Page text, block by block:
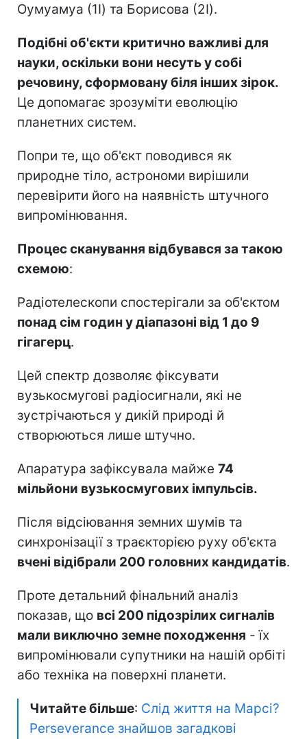
Оумуамуа (1I) та Борисова (2I).
Подібні об'єкти критично важливі для
науки, оскільки вони несуть у собі
речовину, сформовану біля інших зірок.
Це допомагає зрозуміти еволюцію
планетних систем.
Попри те, що об'єкт поводився як
природне тіло, астрономи вирішили
перевірити його на наявність штучного
випромінювання.
Процес сканування відбувався за такою
схемою:
Радіотелескопи спостерігали за об'єктом
понад сім годин у діапазоні від 1 до 9
гігагерц.
Цей спектр дозволяє фіксувати
вузькосмугові радіосигнали, які не
зустрічаються у дикій природі й
створюються лише штучно.
Апаратура зафіксувала майже 74
мільйони вузькосмугових імпульсів.
Після відсіювання земних шумів та
синхронізації з траєкторією руху об'єкта
вчені відібрали 200 головних кандидатів.
Проте детальний фінальний аналіз
показав, що всі 200 підозрілих сигналів
мали виключно земне походження - їх
випромінювали супутники на нашій орбіті
або техніка на поверхні планети.
Читайте більше: Слід життя на Марсі?
Perseverance знайшов загадкові